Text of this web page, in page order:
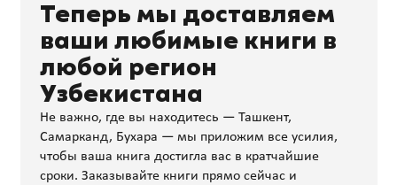
Теперь мы доставляем
ваши любимые книги в
любой регион
Узбекистана
Не важно, где вы находитесь — Ташкент,
Самарканд, Бухара — мы приложим все усилия,
чтобы ваша книга достигла вас в кратчайшие
сроки. Заказывайте книги прямо сейчас и